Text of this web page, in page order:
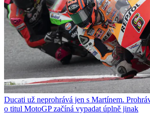
Ducati už neprohrává jen s Martínem.
o titul MotoGP začíná vypadat úplně jinak